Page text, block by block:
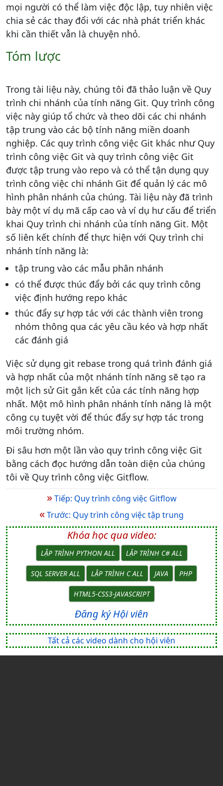
mọi người có thể làm việc độc lập, tuy nhiên việc
chia sẻ các thay đổi với các nhà phát triển khác
khi cần thiết vẫn là chuyện nhỏ.
Tóm lược
Trong tài liệu này, chúng tôi đã thảo luận về Quy
trình chi nhánh của tính năng Git. Quy trình công
việc này giúp tổ chức và theo dõi các chi nhánh
tập trung vào các bộ tính năng miền doanh
nghiệp. Các quy trình công việc Git khác như Quy
trình công việc Git và quy trình công việc Git
được tập trung vào repo và có thể tận dụng quy
trình công việc chi nhánh Git để quản lý các mô
hình phân nhánh của chúng. Tài liệu này đã trình
bày một ví dụ mã cấp cao và ví dụ hư cấu để triển
khai Quy trình chi nhánh của tính năng Git. Một
số liên kết chính để thực hiện với Quy trình chi
nhánh tính năng là:
tập trung vào các mẫu phân nhánh
có thể được thúc đẩy bởi các quy trình công
việc định hướng repo khác
thúc đẩy sự hợp tác với các thành viên trong
nhóm thông qua các yêu cầu kéo và hợp nhất
các đánh giá
Việc sử dụng git rebase trong quá trình đánh giá
và hợp nhất của một nhánh tính năng sẽ tạo ra
một lịch sử Git gắn kết của các tính năng hợp
nhất. Một mô hình phân nhánh tính năng là một
công cụ tuyệt vời để thúc đẩy sự hợp tác trong
môi trường nhóm.
Đi sâu hơn một lần vào quy trình công việc Git
bằng cách đọc hướng dẫn toàn diện của chúng
tôi về Quy trình công việc Gitflow.
»Tiếp: Quy trình công việc Gitflow
«Trước: Quy trình công việc tập trung
Khóa học qua video:
LẬP TRÌNH PYTHON ALL LẬP TRÌNH C# ALL
SQL SERVER ALL LẬP TRÌNH C ALL JAVA PHP
HTML5-CSS3-JAVASCRIPT
Đăng ký Hội viên
Tất cả các video dành cho hội viên